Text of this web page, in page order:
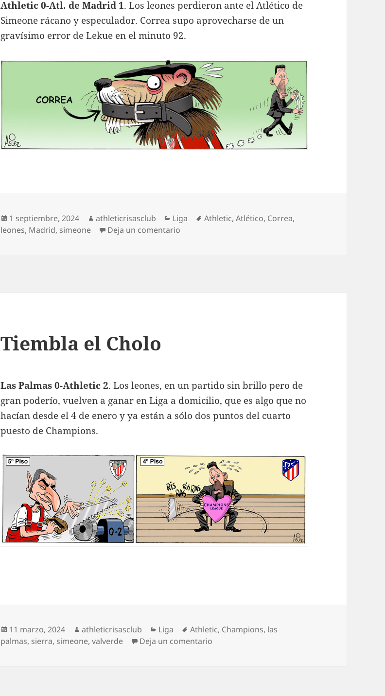
Athletic 0-Atl. de Madrid 1. Los leones perdieron ante el Atlético de
Simeone rácano y especulador. Correa supo aprovecharse de un
gravísimo error de Lekue en el minuto 92.
Publicado
el
1 septiembre, 2024 Autor
athleticrisasclub Categorías
Liga Etiquetas
Athletic,Atlético, Correa,
leones, Madrid, simeone Deja un comentario
Tiembla el Cholo
Las Palmas 0-Athletic 2. Los leones, en un partido sin brillo pero de
gran poderío, vuelven a ganar en Liga a domicilio, que es algo que no
hacían desde el 4 de enero y ya están a sólo dos puntos del cuarto
puesto de Champions.
Publicado
el
11 marzo, 2024 Autor
athleticrisasclub Categorías
Liga Etiquetas
Athletic, Champions, las
palmas, sierra, simeone,valverde Deja un comentario